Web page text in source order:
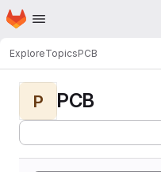
Skip to main content
Homepage
ExploreTopicsPCB
P PCB